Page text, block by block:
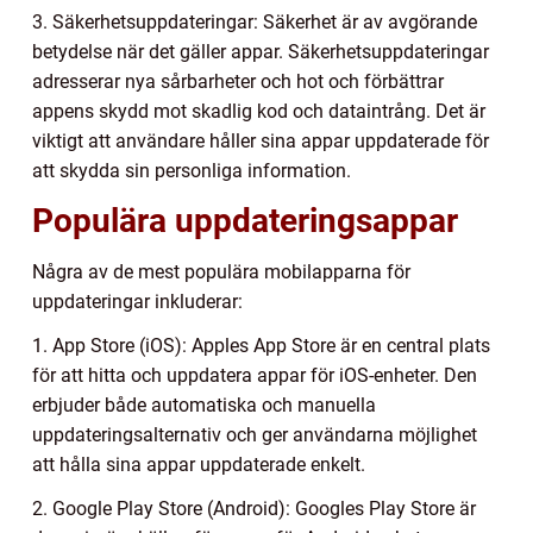
3. Säkerhetsuppdateringar: Säkerhet är av avgörande
betydelse när det gäller appar. Säkerhetsuppdateringar
adresserar nya sårbarheter och hot och förbättrar
appens skydd mot skadlig kod och dataintrång. Det är
viktigt att användare håller sina appar uppdaterade för
att skydda sin personliga information.
Populära uppdateringsappar
Några av de mest populära mobilapparna för
uppdateringar inkluderar:
1. App Store (iOS): Apples App Store är en central plats
för att hitta och uppdatera appar för iOS-enheter. Den
erbjuder både automatiska och manuella
uppdateringsalternativ och ger användarna möjlighet
att hålla sina appar uppdaterade enkelt.
2. Google Play Store (Android): Googles Play Store är